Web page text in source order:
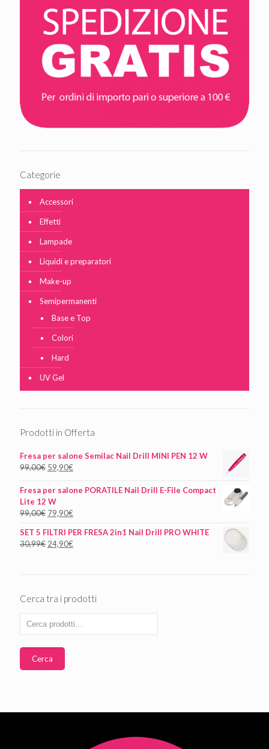
Categorie
Accessori
Effetti
Lampade
Liquidi e preparatori
Make-up
Semipermanenti
Base e Top
Colori
Hard
UV Gel
Prodotti in Offerta
Fresa per salone Semilac Nail Drill MINI PEN 12 W
99,00€ 59,90€
Fresa per salone PORATILE Nail Drill E-File Compact
Lite 12 W
99,00€ 79,90€
SET 5 FILTRI PER FRESA 2in1 Nail Drill PRO WHITE
30,99€ 24,90€
Cerca tra i prodotti
Cerca